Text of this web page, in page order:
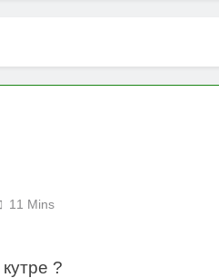
11 Mins
?